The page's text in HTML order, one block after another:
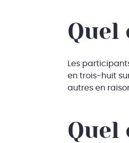
Quel
Les
en trois-huit
autres en
Quel